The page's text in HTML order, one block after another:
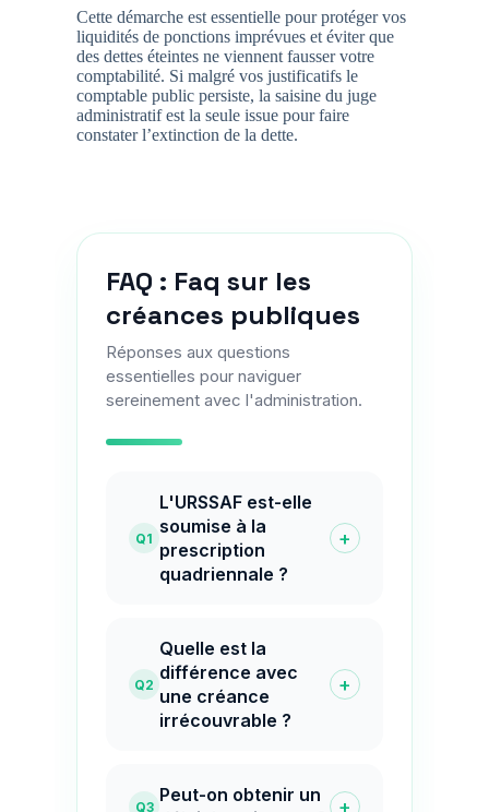
Cette démarche est essentielle pour protéger vos
liquidités de ponctions imprévues et éviter que
des dettes éteintes ne viennent fausser votre
comptabilité. Si malgré vos justificatifs le
comptable public persiste, la saisine du juge
administratif est la seule issue pour faire
constater l’extinction de la dette.
FAQ : Faq sur les
créances publiques
Réponses aux questions
essentielles pour naviguer
sereinement avec l'administration.
Q1
L'URSSAF est-elle
soumise à la
prescription
quadriennale ?
+
Q2
Quelle est la
différence avec
une créance
irrécouvrable ?
+
Q3
Peut-on obtenir un
+